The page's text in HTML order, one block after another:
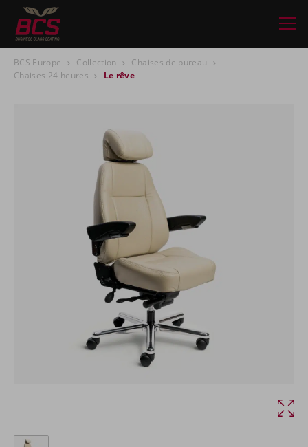
BCS Europe Collection
Chaises de bureau
Chaises 24 heures
Le rêve